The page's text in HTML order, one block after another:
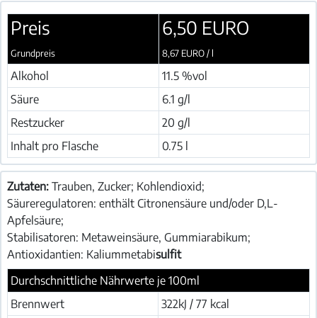
Preis
Grundpreis
6,50 EURO
8,67 EURO / l
Alkohol
11.5 %vol
Säure
6.1 g/l
Restzucker
20 g/l
Inhalt pro Flasche
0.75 l
Zutaten: Trauben, Zucker; Kohlendioxid;
Säureregulatoren: enthält Citronensäure und/oder D,L-
Apfelsäure;
Stabilisatoren: Metaweinsäure, Gummiarabikum;
Antioxidantien: Kaliummetabisulfit
Durchschnittliche Nährwerte je 100ml
Brennwert
322kJ / 77 kcal